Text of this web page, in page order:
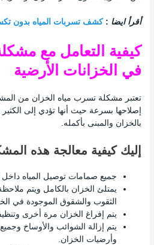
أقرأ ايضا :كشف تسربات المياه بدون
كيفية التعامل مع
في الخزانات الأرضية
تعتبر مشكلة تسرب مياه الخزان من
إصلاحها بسرعة حيث أنها تؤدي إلى
بالخزان والمبنى بأكمله.
إليك كيفية معالجة هذه
جميع صمامات توصيل المياه داخل
يمتلئ الخزان بالكامل ويتم
الثقوب والشقوق الموجودة في
يتم إفراغ الخزان مرة أخرى
يتم إزالة الشوائب والأوساخ
وأرضيات الخزان.